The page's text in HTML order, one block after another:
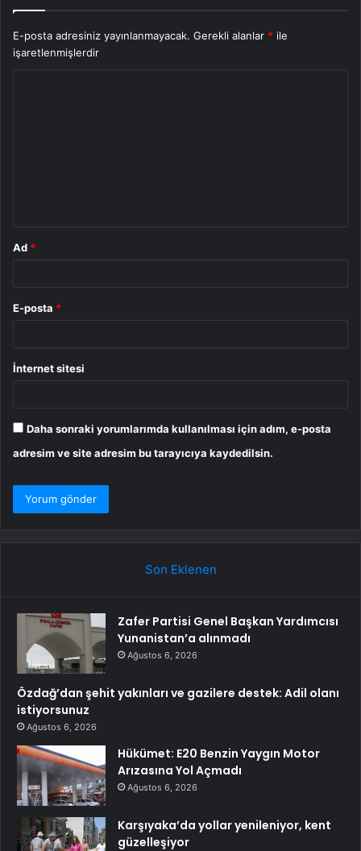
E-posta adresiniz yayınlanmayacak. Gerekli alanlar * ile
işaretlenmişlerdir
Ad *
E-posta *
İnternet sitesi
Daha sonraki yorumlarımda kullanılması için adım, e-posta
adresim ve site adresim bu tarayıcıya kaydedilsin.
Son Eklenen
Zafer Partisi Genel Başkan Yardımcısı
Yunanistan’a alınmadı
Ağustos 6, 2026
Özdağ’dan şehit yakınları ve gazilere destek: Adil olanı
istiyorsunuz
Ağustos 6, 2026
Hükümet: E20 Benzin Yaygın Motor
Arızasına Yol Açmadı
Ağustos 6, 2026
Karşıyaka’da yollar yenileniyor, kent
güzelleşiyor